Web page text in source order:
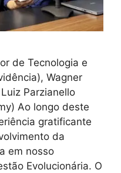
de Tecnologia e
Wagner
Parzianello
Ao longo deste
gratificante
da
em nosso
Evolucionária. O